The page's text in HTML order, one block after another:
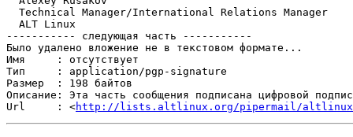
  Technical Manager/International Relations Manager
  ALT Linux
----------- следующая часть -----------
Было удалено вложение не в текстовом формате...
Имя     : отсутствует
Тип     : application/pgp-signature
Размер  : 198 байтов
Описание: Эта часть сообщения подписана цифровой
Url     : <http://lists.altlinux.org/pipermail/altlinux-